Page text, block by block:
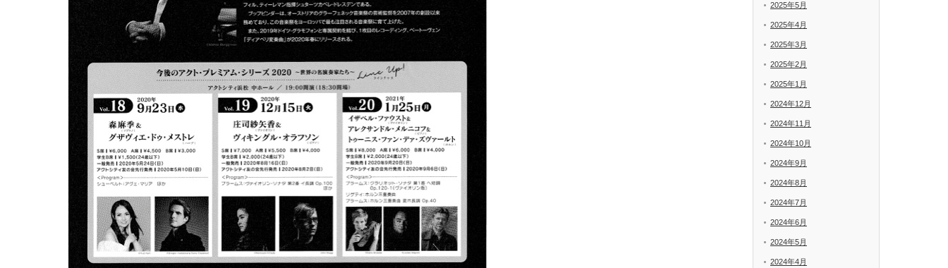
2025年5月
2025年4月
2025年3月
2025年2月
2025年1月
2024年12月
2024年11月
2024年10月
2024年9月
2024年8月
2024年7月
2024年6月
2024年5月
2024年4月